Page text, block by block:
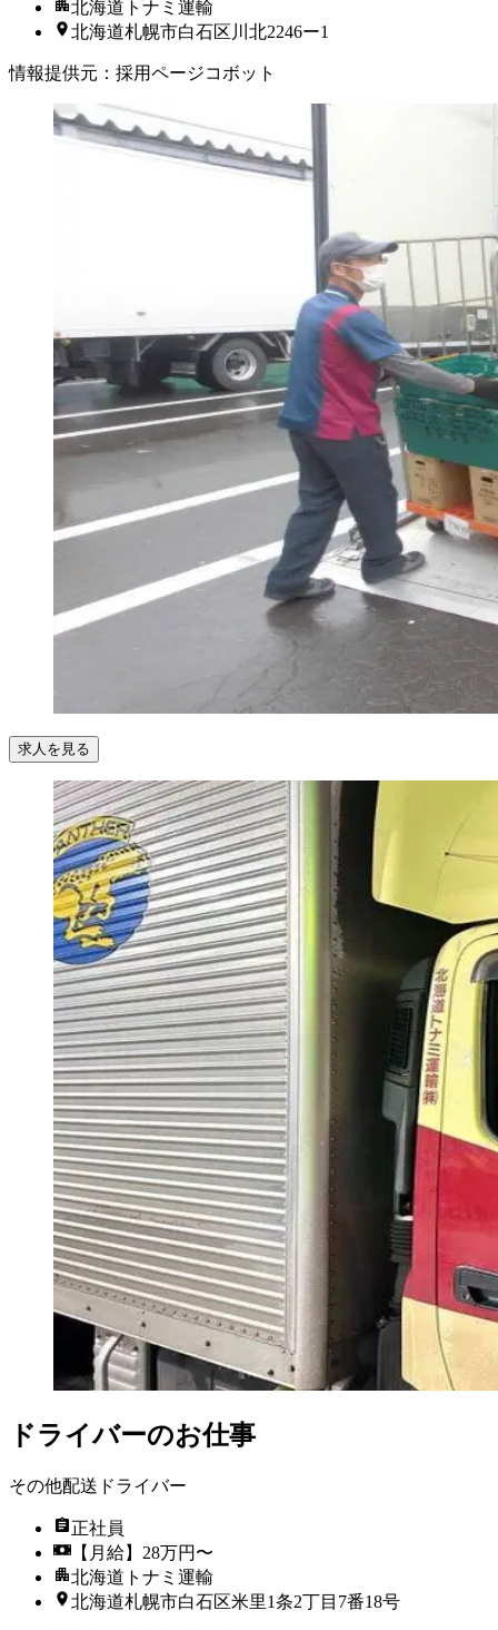
北海道トナミ運輸
北海道札幌市白石区川北2246ー1
情報提供元 ： 採用ページコボット
求人を見る
ドライバーのお仕事
その他配送ドライバー
正社員
【月給】28万円〜
北海道トナミ運輸
北海道札幌市白石区米里1条2丁目7番18号